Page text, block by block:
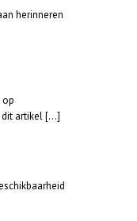
herinneren
op
artikel[…]